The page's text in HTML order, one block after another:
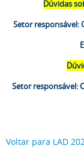
Dúvidas
Setor responsável:
Setor responsável:
Voltar para LAD